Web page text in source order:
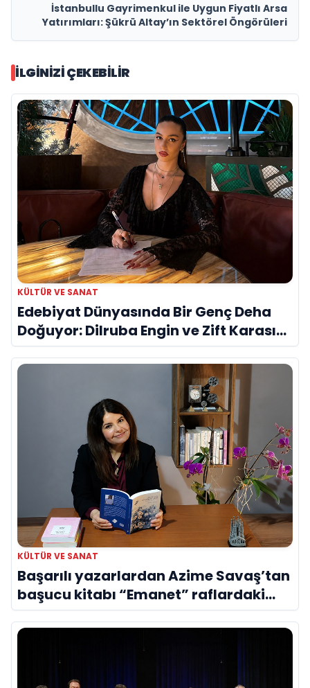
İstanbullu Gayrimenkul ile Uygun Fiyatlı Arsa
Yatırımları: Şükrü Altay’ın Sektörel Öngörüleri
İLGINIZI ÇEKEBILIR
KÜLTÜR VE SANAT
Edebiyat Dünyasında Bir Genç Deha
Doğuyor: Dilruba Engin ve Zift Karası
Evreni ‘AVENOİR’
KÜLTÜR VE SANAT
Başarılı yazarlardan Azime Savaş’tan
başucu kitabı “Emanet” raflardaki
yerini aldı